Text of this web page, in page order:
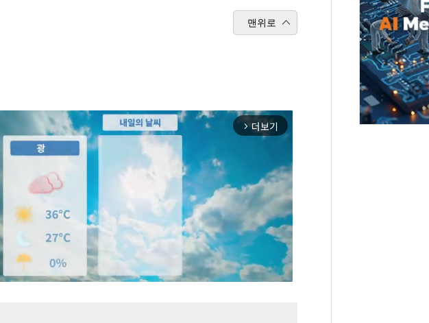
맨위로
arrow_forward_ios 더보기